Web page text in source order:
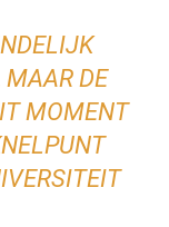
MAAR DE
MOMENT